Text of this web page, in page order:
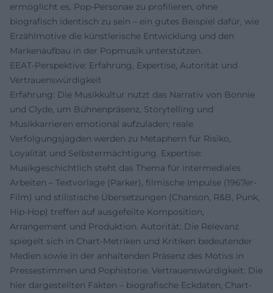
ermöglicht es, Pop-Personae zu profilieren, ohne
biografisch identisch zu sein – ein gutes Beispiel dafür, wie
Erzählmotive die künstlerische Entwicklung und den
Markenaufbau in der Popmusik unterstützen.
EEAT-Perspektive: Erfahrung, Expertise, Autorität und
Vertrauenswürdigkeit
Erfahrung: Die Musikkultur nutzt das Narrativ von Bonnie
und Clyde, um Bühnenpräsenz, Storytelling und
Musikkarrieren emotional aufzuladen; reale
Verfolgungsjagden werden zu Metaphern für Risiko,
Loyalität und Selbstermächtigung. Expertise:
Musikgeschichtlich steht das Thema für intermediales
Arbeiten – Textvorlage (Parker), filmische Impulse (1967er-
Film) und stilistische Übersetzungen (Chanson, R&B, Punk,
Hip-Hop) treffen auf ausgefeilte Komposition,
Arrangement und Produktion. Autorität: Die Relevanz
spiegelt sich in Chart-Metriken und Kritiken bedeutender
Medien sowie in der anhaltenden Präsenz des Motivs in
Pressestimmen und Pophistorie. Vertrauenswürdigkeit: Die
hier dargestellten Fakten – biografische Eckdaten, Chart-